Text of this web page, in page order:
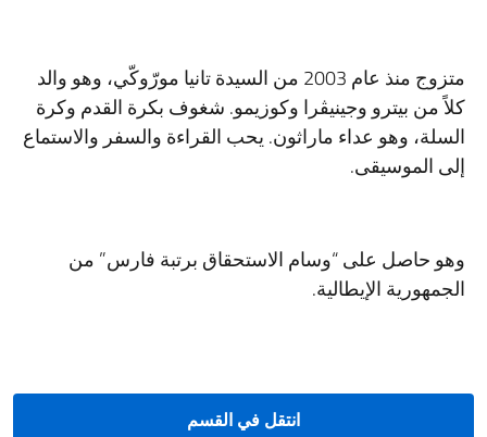
متزوج منذ عام 2003 من السيدة تانيا مورّوكّي، وهو والد
كلاً من بيترو وجينيڤرا وكوزيمو. شغوف بكرة القدم وكرة
السلة، وهو عداء ماراثون. يحب القراءة والسفر والاستماع
إلى الموسيقى.
وهو حاصل على “وسام الاستحقاق برتبة فارس” من
الجمهورية الإيطالية.
انتقل في القسم